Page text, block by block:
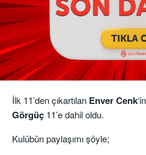
İlk 11’den çıkartılan Enver Cenk
Görgüç 11’e dahil oldu.
Kulübün paylaşımı şöyle;